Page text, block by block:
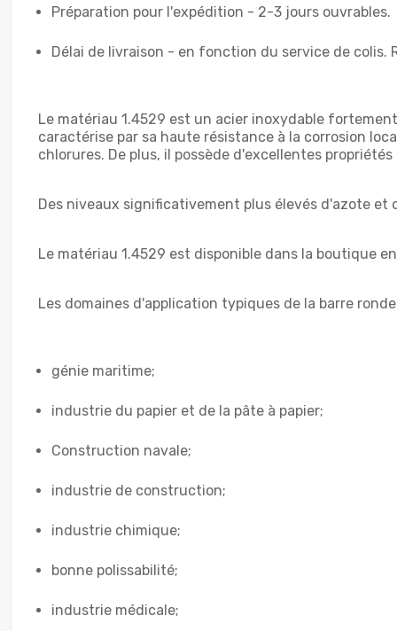
Préparation pour l'expédition - 2-3 jours ouvrables.
Délai de livraison - en fonction du service de colis.
Le matériau 1.4529 est un acier inoxydable
caractérise par sa haute résistance à la corrosion
chlorures. De plus, il possède d'excellentes
Des niveaux significativement plus élevés d'azote
Le matériau 1.4529 est disponible dans la boutique
Les domaines d'application typiques de la barre
génie maritime;
industrie du papier et de la pâte à papier;
Construction navale;
industrie de construction;
industrie chimique;
bonne polissabilité;
industrie médicale;